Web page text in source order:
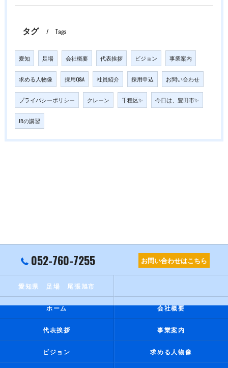
タグ Tags
愛知 足場 会社概要 代表挨拶 ビジョン 事業案内
求める人物像 採用Q&A 社員紹介 採用申込 お問い合わせ
プライバシーポリシー クレーン 千種区✨ 今日は、豊田市✨
JRの講習
052-760-7255 お問い合わせはこちら
愛知県 足場 尾張旭市
ホーム 会社概要
代表挨拶 事業案内
ビジョン 求める人物像